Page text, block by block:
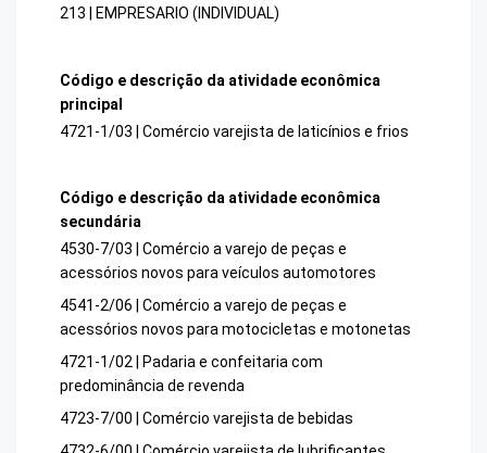
213 | EMPRESARIO (INDIVIDUAL)
Código e descrição da atividade econômica
principal
4721-1/03 | Comércio varejista de laticínios e frios
Código e descrição da atividade econômica
secundária
4530-7/03 | Comércio a varejo de peças e
acessórios novos para veículos automotores
4541-2/06 | Comércio a varejo de peças e
acessórios novos para motocicletas e motonetas
4721-1/02 | Padaria e confeitaria com
predominância de revenda
4723-7/00 | Comércio varejista de bebidas